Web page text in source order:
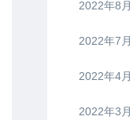
2022年8月
2022年7月
2022年4月
2022年3月